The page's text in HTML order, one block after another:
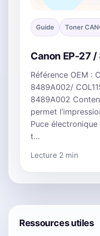
Guide Toner
Canon EP-27
Référence OEM :
8489A002/
8489A002
permet
Puce électronique
t…
Lecture 2 min
Ressources utiles